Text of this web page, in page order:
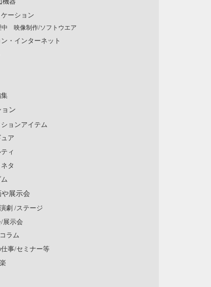
ーション
中 映像制作/ソフトウエア
・インターネット
ョン
ションアイテム
ア
ィ
タ
展示会
劇 /ステージ
展示会
ラム
事/セミナー等